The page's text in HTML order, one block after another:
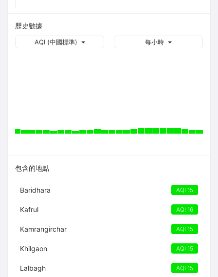
歷史數據
每小時
AQI (中國標準)
包含的地點
Baridhara AQI 15
Kafrul AQI 16
Kamrangirchar AQI 15
Khilgaon AQI 15
Lalbagh AQI 15